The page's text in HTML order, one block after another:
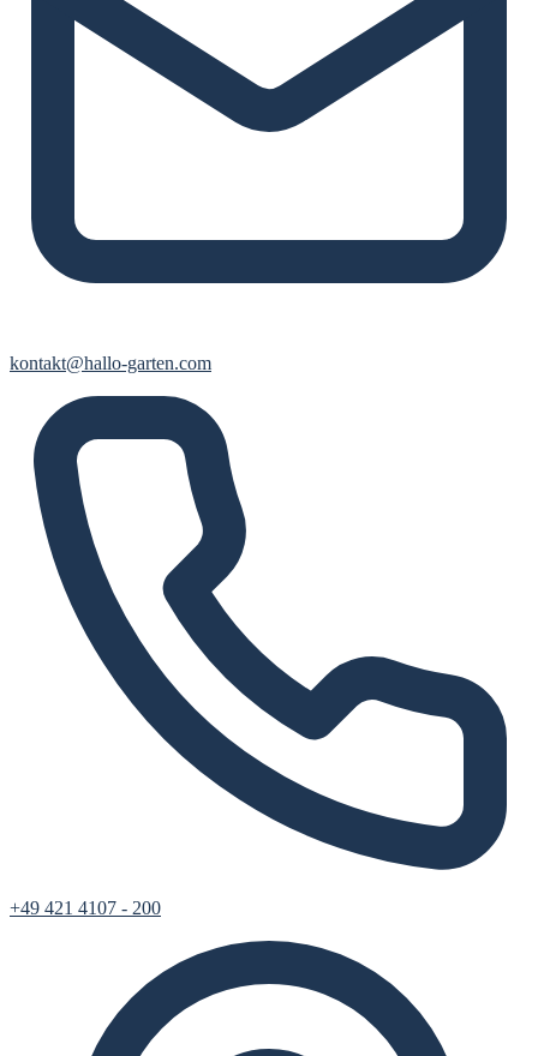
kontakt@hallo-garten.com
+49 421 4107 - 200